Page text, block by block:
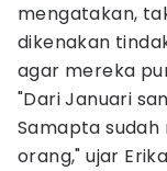
mengatakan,
dikenakan
agar mereka
"Dari Januari
Samapta sudah
orang," ujar